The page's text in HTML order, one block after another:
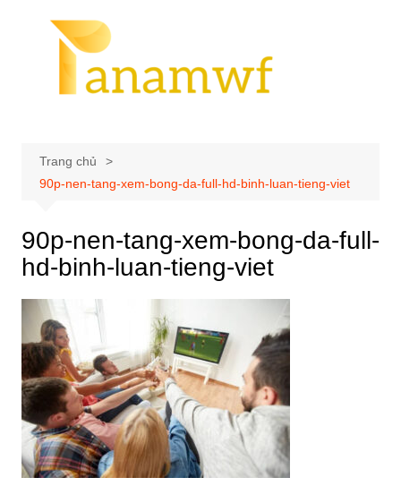
Trang chủ
90p-nen-tang-xem-bong-da-full-hd-binh-luan-tieng-viet
90p-nen-tang-xem-bong-da-full-
hd-binh-luan-tieng-viet